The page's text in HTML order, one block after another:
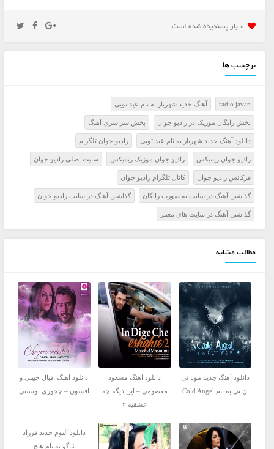
0 بار پسنديده شده است
برچسب ها
radio javan آهنگ جدید شهریار به نام عید تویی
پخش رايگان موزيک در راديو جوان پخش سراسري آهنگ
دانلود آهنگ جدید شهریار به نام عید تویی راديو جوان تلگرام
راديو جوان ريميکس راديو جوان موزيک ريميکس سايت اصلي راديو جوان
فرکانس راديو جوان کانال تلگرام راديو جوان
گذاشتن آهنگ در سايت به صورت رايگان گذاشتن آهنگ در سايت راديو جوان
گذاشتن آهنگ در سايت هاي معتبر
مطالب مشابه
دانلود آهنگ جدید مونا تی
ان تی به نام Cold Angel
دانلود آهنگ مسعود
معصومی – این دیگه چه
عشقیه ۲
دانلود آهنگ اقبال حبیبی و
افسون – چجوری تونستی
دانلود آلبوم جدید فرزاد
ثناگو به نام هیچ